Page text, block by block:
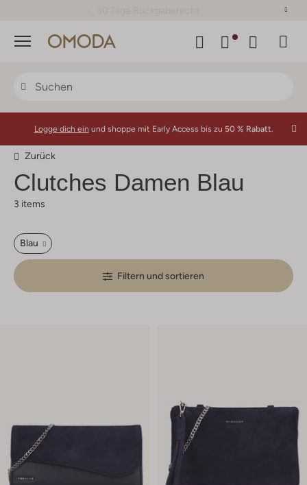
Menü
Logge dich ein und shoppe mit Early Access bis zu 50 % Rabatt.
Zurück
Clutches Damen Blau
3 items
Blau
Filtern und sortieren